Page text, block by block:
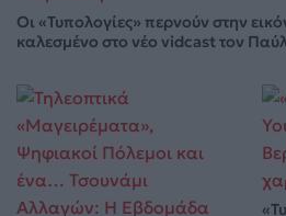
Οι «Τυπολογίες» περνούν στην
καλεσμένο στο νέο vidcast τον